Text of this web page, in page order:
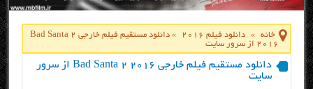
خانه » دانلود فیلم 2016 »
دانلود مستقیم فیلم خارجی Bad Santa 2
2016 از سرور سایت
دانلود مستقیم فیلم خارجی Bad Santa 2 2016 از سرور
سایت